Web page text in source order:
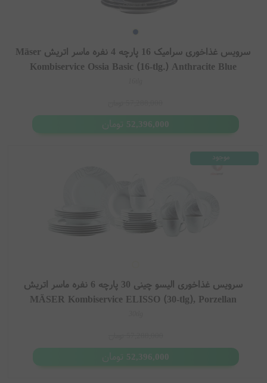
سرویس غذاخوری سرامیک 16 پارچه 4 نفره ماسر اتریش Mäser
Kombiservice Ossia Basic (16-tlg.) Anthracite Blue
52,396,000 تومان
سرویس غذاخوری الیسو چینی 30 پارچه 6 نفره ماسر اتریش
MÄSER Kombiservice ELISSO (30-tlg), Porzellan
52,396,000 تومان
موجود